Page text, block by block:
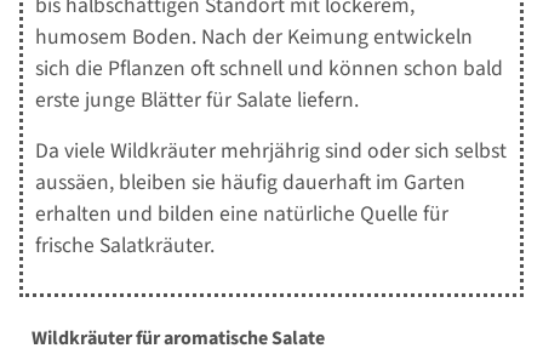
humosem Boden. Nach der Keimung entwickeln
sich die Pflanzen oft schnell und können schon bald
erste junge Blätter für Salate liefern.
Da viele Wildkräuter mehrjährig sind oder sich selbst
aussäen, bleiben sie häufig dauerhaft im Garten
erhalten und bilden eine natürliche Quelle für
frische Salatkräuter.
Wildkräuter für aromatische Salate